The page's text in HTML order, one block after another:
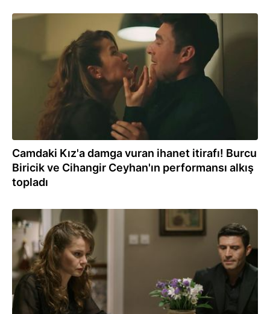
Camdaki Kız'a damga vuran ihanet itirafı! Burcu
Biricik ve Cihangir Ceyhan'ın performansı alkış
topladı
01.06.2023